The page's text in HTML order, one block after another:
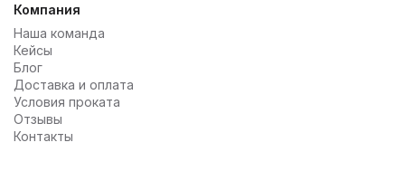
Компания
Наша команда
Кейсы
Блог
Доставка и оплата
Условия проката
Отзывы
Контакты